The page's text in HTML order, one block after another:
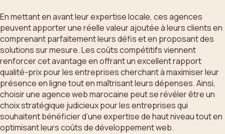
En mettant en avant leur expertise locale, ces agences
peuvent apporter une réelle valeur ajoutée à leurs clients en
comprenant parfaitement leurs défis et en proposant des
solutions sur mesure. Les coûts compétitifs viennent
renforcer cet avantage en offrant un excellent rapport
qualité-prix pour les entreprises cherchant à maximiser leur
présence en ligne tout en maîtrisant leurs dépenses. Ainsi,
choisir une agence web marocaine peut se révéler être un
choix stratégique judicieux pour les entreprises qui
souhaitent bénéficier d’une expertise de haut niveau tout en
optimisant leurs coûts de développement web.